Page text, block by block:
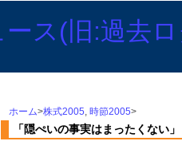
ホーム>株式2005, 時節2005>
「隠ぺいの事実はまったくない